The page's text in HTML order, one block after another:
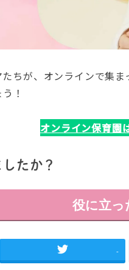
ちが、オンラインで集ま
！
オンライン保育園
たか？
役に立
-